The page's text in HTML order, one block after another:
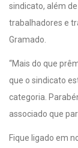
sindicato, além
trabalhadores e
Gramado.
“Mais do que
que o sindicato
categoria.
associado que
Fique ligado em